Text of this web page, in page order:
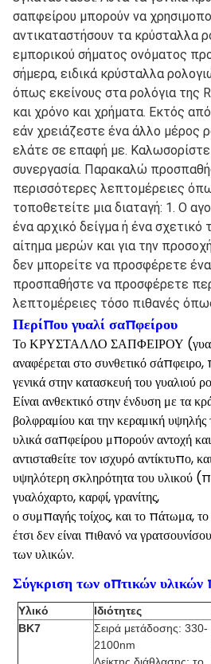
σαπφείρου μπορούν να
αντικαταστήσουν τα κρύσταλλα
εμπορικού σήματος ονόματος
σήμερα, ειδικά κρύσταλλα
όπως εκείνους στα ρολόγια της
και χρόνο και χρήματα. Εκτός
εάν χρειάζεστε ένα άλλο μέρος
ελάτε σε επαφή με.
συνεργασία. Παρακαλώ
περισσότερες λεπτομέρειες
τοποθετείτε μια διαταγή: 1. Ο
ένα αρχικό δείγμα ή ένα
αίτημα μερών και για την
δεν μπορείτε να προσφέρετε
προσπαθήστε να προσφέρετε
λεπτομέρειες τόσο πιθανές
Περίπου γυαλί σαπφείρου
Το ΚΡΥΣΤΑΛΛΟ ΣΑΠΦΕΙΡΟΥ
αναφέρεται στο συνθετικό σάπφειρο,
γενικά στην κατασκευή του γυαλιού
Είναι ανθεκτικό στην ένδυση με τα
βολφραμίου και την κεραμική υψηλής
υλικά σαπφείρου μπορούν αντοχή και
αντισταθείτε τον ισχυρό αντίκτυπο,
υψηλότερη σκληρότητα του υλικού
γυαλόχαρτο, καρφί, γρανίτης,
ο συμπαγής τοίχος, και το πάτωμα,
έτσι δεν είναι πιθανό να
των υλικών.
Σύγκριση των οπτικών
Υλικό Ιδιότητες
BK7
Σειρά μετάδοσης: 330-
2100nm